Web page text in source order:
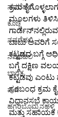
ನವದೆಹಲಿ
ಕೊಚ್ಚಿ
ನವದೆಹಲಿ
ನವದೆಹಲಿ
ಭಾರತ
ಪುಣೆ
ಹಗರಿಬೊಮ್ಮನಹಳ್ಳಿ
ಕ್ರಮ
ಮೂಲಗಳು
ಗಾರ್ಡನ್‌ನಲ್ಲಿರುವ ಬಿಜೆಪಿ ಮುಖಂಡ ಸುರೇಶ್
ಬಾಬು ಅವರಿಗೆ
ಕಟ್ಟಡದ ಬಗ್ಗೆ
ಬಗ್ಗೆ ದಕ್ಷಿಣ
ಕಟ್ಟಡವು
ಸಂಬಂಧ ಕ್ರಮ
ವಿಧಾನಸಭೆ
ಮತ್ತು ಸಹಾಯಕ